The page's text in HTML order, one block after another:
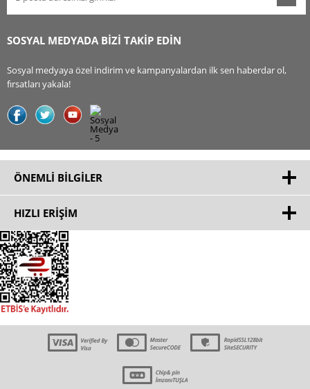
SOSYAL MEDYADA BİZİ TAKİP EDİN
Sosyal medyaya özel indirim ve kampanyalardan ilk sen haberdar ol,
fırsatları yakala!
ÖNEMLI BILGILER
HIZLI ERIŞIM